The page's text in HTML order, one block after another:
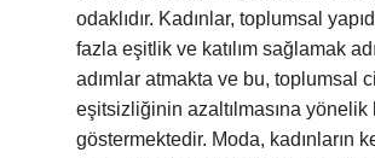
odaklıdır. Kadınlar, toplumsal
fazla eşitlik ve katılım sağlamak
adımlar atmakta ve bu, toplumsal
eşitsizliğinin azaltılmasına yönelik
göstermektedir. Moda, kadınların